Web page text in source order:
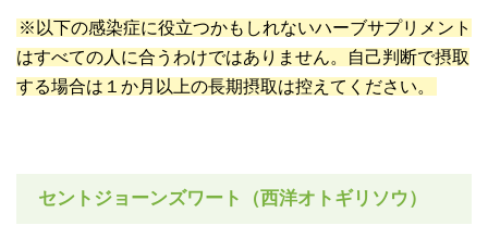
※以下の感染症に役立つかもしれないハーブサプリメント
はすべての人に合うわけではありません。自己判断で摂取
する場合は１か月以上の長期摂取は控えてください。
セントジョーンズワート（西洋オトギリソウ）